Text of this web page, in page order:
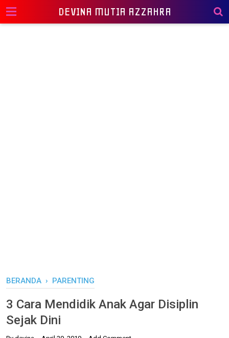
DEVINA MUTIA AZZAHRA
BERANDA › PARENTING
3 Cara Mendidik Anak Agar Disiplin
Sejak Dini